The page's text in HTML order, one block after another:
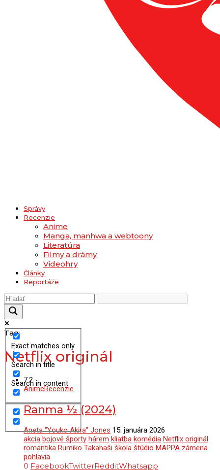
Správy
Recenzie
Anime
Manga, manhwa a webtoony
Literatúra
Filmy a drámy
Videohry
Články
Reportáže
Exact matches only
Search in title
Search in content
Tag:
Netflix originál
7.2
AnimeRecenzie
Ranma ½ (2024)
Aneta "Youko Akira" Jones 15. januára 2026
akcia bojové športy hárem kliatba komédia Netflix originál
romantika Rumiko Takahaši škola štúdio MAPPA zámena
pohlavia
0 FacebookTwitterRedditWhatsapp